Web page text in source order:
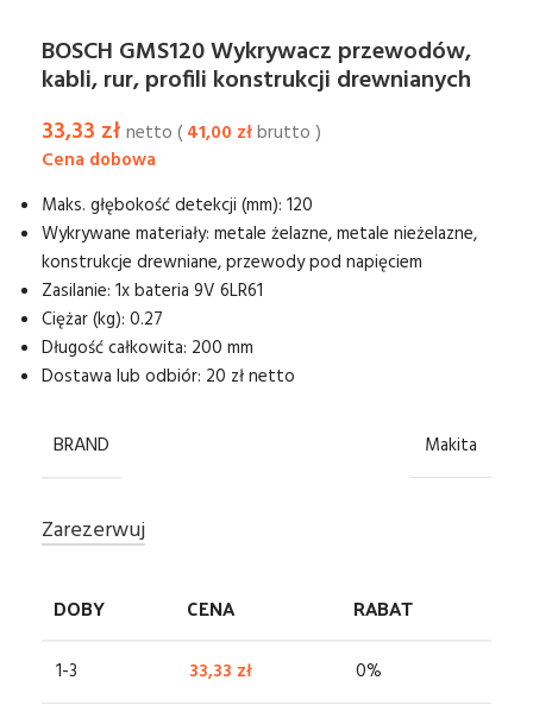
BOSCH GMS120 Wykrywacz przewodów,
kabli, rur, profili konstrukcji drewnianych
33,33 zł netto (41,00 złbrutto )
Maks. głębokość detekcji (mm): 120
Wykrywane materiały: metale żelazne, metale nieżelazne,
konstrukcje drewniane, przewody pod napięciem
Zasilanie: 1x bateria 9V 6LR61
Ciężar (kg): 0.27
Długość całkowita: 200 mm
Dostawa lub odbiór: 20 zł netto
BRAND Makita
Zarezerwuj
DOBY CENA RABAT
1-3 33,33 zł 0%